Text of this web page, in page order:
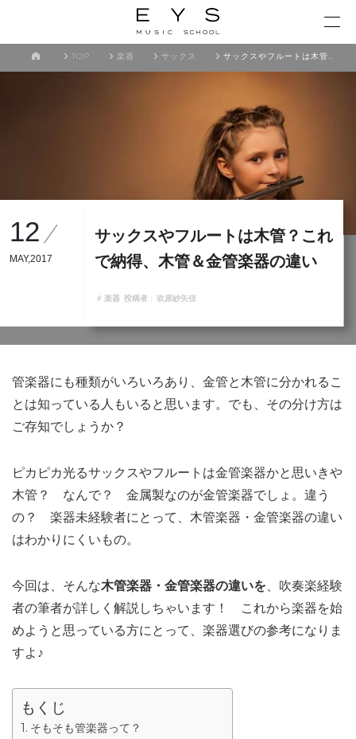
TOP 楽器 サックス サックスやフルートは木管？これで納得、木管＆金管楽器の違い
12
MAY,2017
サックスやフルートは木管？これ
で納得、木管＆金管楽器の違い
# 楽器 投稿者 : 吹原紗矢佳
管楽器にも種類がいろいろあり、金管と木管に分かれるこ
とは知っている人もいると思います。でも、その分け方は
ご存知でしょうか？
ピカピカ光るサックスやフルートは金管楽器かと思いきや
木管？ なんで？ 金属製なのが金管楽器でしょ。違う
の？ 楽器未経験者にとって、木管楽器・金管楽器の違い
はわかりにくいもの。
今回は、そんな木管楽器・金管楽器の違いを、吹奏楽経験
者の筆者が詳しく解説しちゃいます！ これから楽器を始
めようと思っている方にとって、楽器選びの参考になりま
すよ♪
もくじ
そもそも管楽器って？